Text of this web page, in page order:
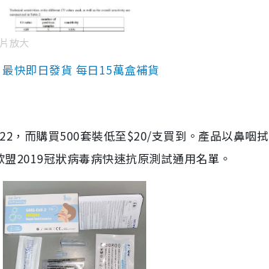
放大
快即日發貨 每日15萬盒補貨
，而購買500套裝低至$20/支買到。產品以鼻咽
2019冠狀病毒病快速抗原測試通用名單。